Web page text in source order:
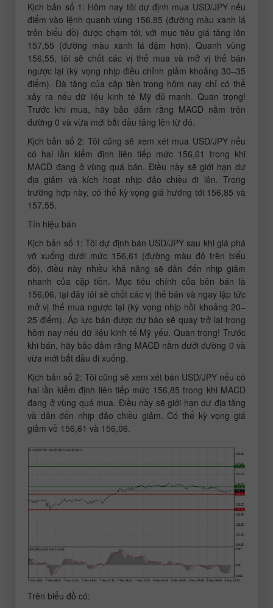
Kịch bản số 1: Hôm nay tôi dự định mua USD/JPY nếu
điểm vào lệnh quanh vùng 156,85 (đường màu xanh lá
trên biểu đồ) được chạm tới, với mục tiêu giá tăng lên
157,55 (đường màu xanh lá đậm hơn). Quanh vùng
156,55, tôi sẽ chốt các vị thế mua và mở vị thế bán
ngược lại (kỳ vọng nhịp điều chỉnh giảm khoảng 30–35
điểm). Đà tăng của cặp tiền trong hôm nay chỉ có thể
xảy ra nếu dữ liệu kinh tế Mỹ đủ mạnh. Quan trọng!
Trước khi mua, hãy bảo đảm rằng MACD nằm trên
đường 0 và vừa mới bắt đầu tăng lên từ đó.
Kịch bản số 2: Tôi cũng sẽ xem xét mua USD/JPY nếu
có hai lần kiểm định liên tiếp mức 156,61 trong khi
MACD đang ở vùng quá bán. Điều này sẽ giới hạn dư
địa giảm và kích hoạt nhịp đảo chiều đi lên. Trong
trường hợp này, có thể kỳ vọng giá hướng tới 156,85 và
157,55.
Tín hiệu bán
Kịch bản số 1: Tôi dự định bán USD/JPY sau khi giá phá
vỡ xuống dưới mức 156,61 (đường màu đỏ trên biểu
đồ), điều này nhiều khả năng sẽ dẫn đến nhịp giảm
nhanh của cặp tiền. Mục tiêu chính của bên bán là
156,06, tại đây tôi sẽ chốt các vị thế bán và ngay lập tức
mở vị thế mua ngược lại (kỳ vọng nhịp hồi khoảng 20–
25 điểm). Áp lực bán được dự báo sẽ quay trở lại trong
hôm nay nếu dữ liệu kinh tế Mỹ yếu. Quan trọng! Trước
khi bán, hãy bảo đảm rằng MACD nằm dưới đường 0 và
vừa mới bắt đầu đi xuống.
Kịch bản số 2: Tôi cũng sẽ xem xét bán USD/JPY nếu có
hai lần kiểm định liên tiếp mức 156,85 trong khi MACD
đang ở vùng quá mua. Điều này sẽ giới hạn dư địa tăng
và dẫn đến nhịp đảo chiều giảm. Có thể kỳ vọng giá
giảm về 156,61 và 156,06.
Trên biểu đồ có: